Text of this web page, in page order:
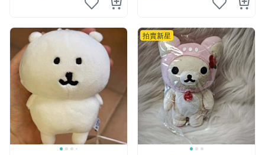
拍賣新星